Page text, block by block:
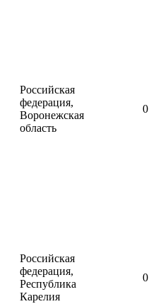
Российская
федерация,
Воронежская
область
0
Российская
федерация,
Республика
Карелия
0